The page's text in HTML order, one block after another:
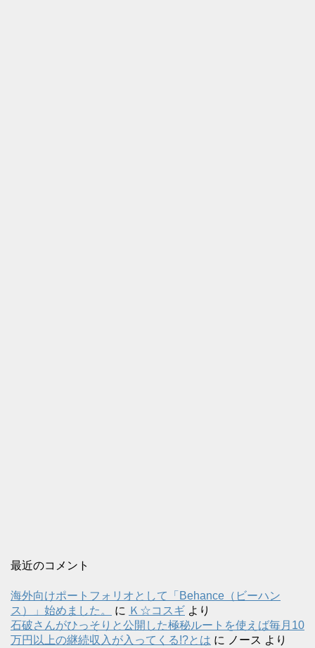
最近のコメント
海外向けポートフォリオとして「Behance（ビーハン
ス）」始めました。
に Ｋ☆コスギ より
石破さんがひっそりと公開した極秘ルートを使えば毎月10
万円以上の継続収入が入ってくる!?とは に ノース より